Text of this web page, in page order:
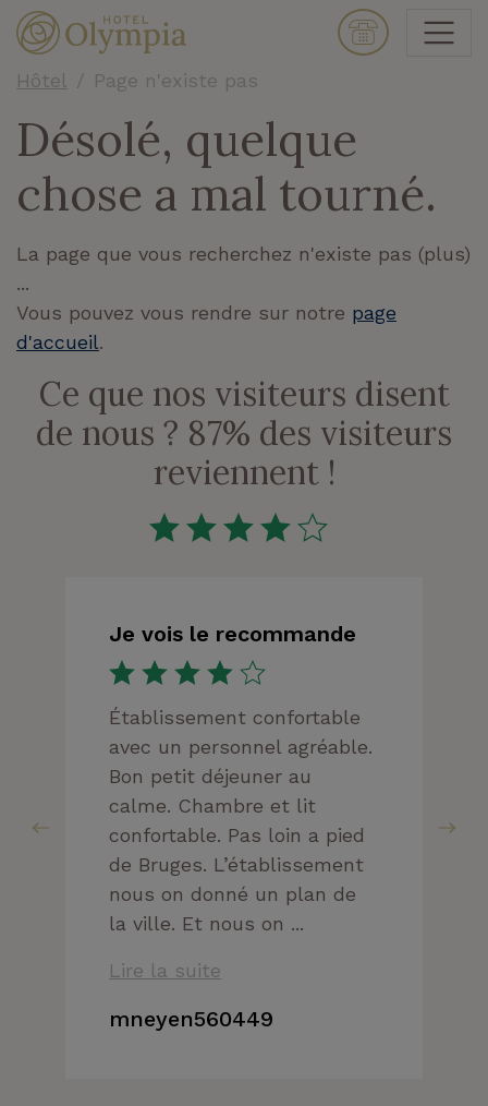
Hôtel Page n'existe pas
Désolé, quelque
chose a mal tourné.
La page que vous recherchez n'existe pas (plus)
...
Vous pouvez vous rendre sur notre page
d'accueil.
Ce que nos visiteurs disent
de nous ? 87% des visiteurs
reviennent !
Je vois le recommande
Établissement confortable
avec un personnel agréable.
Bon petit déjeuner au
calme. Chambre et lit
confortable. Pas loin a pied
de Bruges. L’établissement
nous on donné un plan de
la ville. Et nous on ...
Lire la suite
mneyen560449